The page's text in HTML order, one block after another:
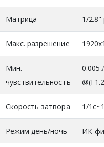
Матрица 1/2.8"
Макс. разрешение
Мин.
чувствительность
0.005
Скорость затвора 1/
Режим день/ночь ИК-